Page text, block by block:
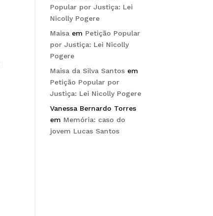
Popular por Justiça: Lei
Nicolly Pogere
Maisa em Petição Popular
por Justiça: Lei Nicolly
Pogere
Maisa da Silva Santos em
Petição Popular por
Justiça: Lei Nicolly Pogere
Vanessa Bernardo Torres
em Memória: caso do
jovem Lucas Santos